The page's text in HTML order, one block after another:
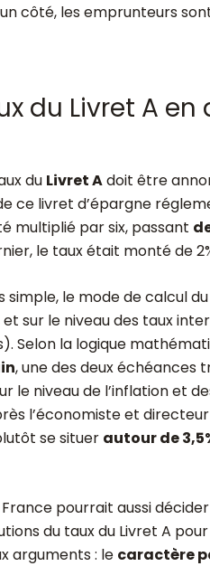
côté, les emprunteurs
du Livret A en
du Livret Adoit être
ce livret d’épargne
multiplié par six, passant
le taux était monté de
simple, le mode de calcul
sur le niveau des taux
Selon la logique
, une des deux échéances
le niveau de l’inflation et
l’économiste et
se situer autour de
France pourrait aussi
du taux du Livret A pour
arguments : le caractère